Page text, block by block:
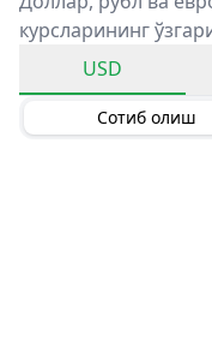
курсларининг
USD
Сотиб олиш